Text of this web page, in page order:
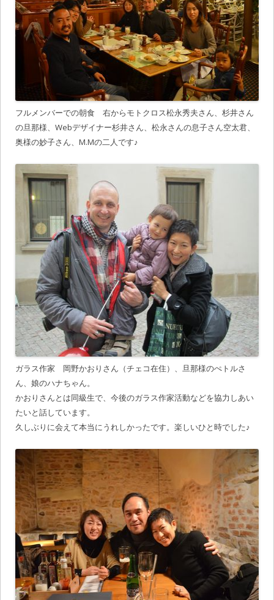
フルメンバーでの朝食 右からモトクロス松永秀夫さん、杉井さん
の旦那様、Webデザイナー杉井さん、松永さんの息子さん空太君、
奥様の妙子さん、M.Mの二人です♪
ガラス作家 岡野かおりさん（チェコ在住）、旦那様のぺトルさ
ん、娘のハナちゃん。
かおりさんとは同級生で、今後のガラス作家活動などを協力しあい
たいと話しています。
久しぶりに会えて本当にうれしかったです。楽しいひと時でした♪